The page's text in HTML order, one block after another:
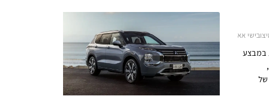
2025-2026
במבצע
של